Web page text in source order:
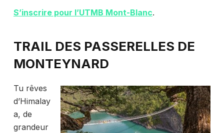
S’inscrire pour l’UTMB Mont-Blanc.
TRAIL DES PASSERELLES DE
MONTEYNARD
Tu rêves
d’Himalay
a, de
grandeur